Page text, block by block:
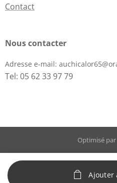
Ajouter
Contact
Nous contacter
Adresse e-mail:
Tel: 05 62 33 97 79
Optimisé par